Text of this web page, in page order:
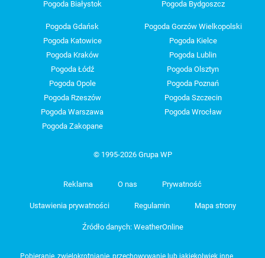
Pogoda Białystok Pogoda Bydgoszcz
Pogoda Gdańsk
Pogoda Gorzów Wielkopolski
Pogoda Katowice
Pogoda Kielce
Pogoda Kraków
Pogoda Lublin
Pogoda Łódź
Pogoda Olsztyn
Pogoda Opole
Pogoda Poznań
Pogoda Rzeszów
Pogoda Szczecin
Pogoda Warszawa
Pogoda Wrocław
Pogoda Zakopane
© 1995-2026 Grupa WP
Reklama O nas Prywatność
Ustawienia prywatności Regulamin Mapa strony
Źródło danych: WeatherOnline
Pobieranie, zwielokrotnianie, przechowywanie lub jakiekolwiek inne